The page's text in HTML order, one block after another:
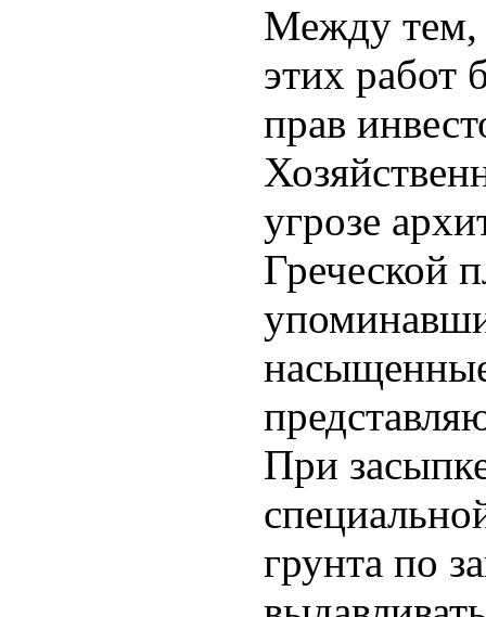
Между тем,
этих работ
прав
угрозе
Греческой
При
грунта по